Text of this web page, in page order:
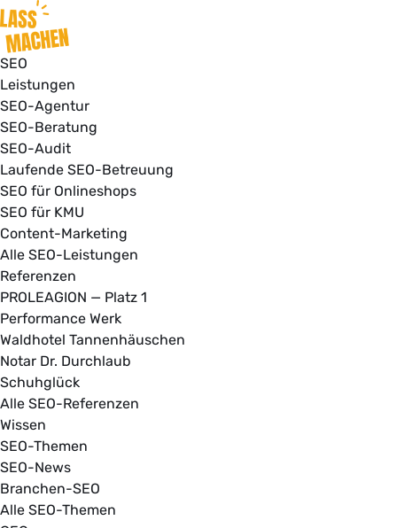
SEO
Leistungen
SEO-Agentur
SEO-Beratung
SEO-Audit
Laufende SEO-Betreuung
SEO für Onlineshops
SEO für KMU
Content-Marketing
Alle SEO-Leistungen
Referenzen
PROLEAGION — Platz 1
Performance Werk
Waldhotel Tannenhäuschen
Notar Dr. Durchlaub
Schuhglück
Alle SEO-Referenzen
Wissen
SEO-Themen
SEO-News
Branchen-SEO
Alle SEO-Themen